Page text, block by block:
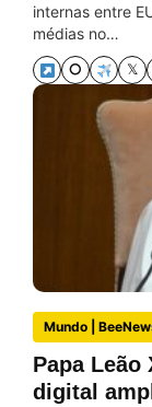
internas entre
médias no…
⭘ 𝕏
Mundo |
Papa Leão
digital